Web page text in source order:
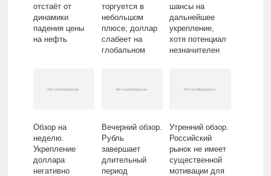
отстаёт от
динамики
падения цены
на нефть
торгуется в
небольшом
плюсе, доллар
слабеет на
глобальном
шансы на
дальнейшее
укрепление,
хотя потенциал
незначителен
Обзор на
неделю.
Укрепление
доллара
негативно
Вечерний обзор.
Рубль
завершает
длительный
период
Утренний обзор.
Российский
рынок не имеет
существенной
мотивации для